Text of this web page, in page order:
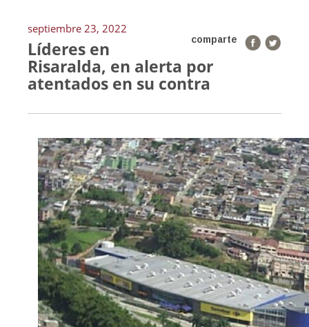
septiembre 23, 2022
comparte
Líderes en
Risaralda, en alerta por
atentados en su contra